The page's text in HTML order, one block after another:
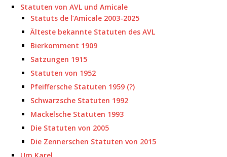
Statuten von AVL und Amicale
Statuts de l’Amicale 2003-2025
Älteste bekannte Statuten des AVL
Bierkomment 1909
Satzungen 1915
Statuten von 1952
Pfeiffersche Statuten 1959 (?)
Schwarzsche Statuten 1992
Mackelsche Statuten 1993
Die Statuten von 2005
Die Zennerschen Statuten von 2015